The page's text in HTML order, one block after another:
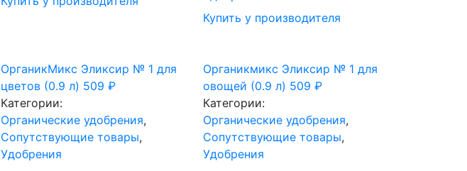
Купить у производителя
ОрганикМикс Эликсир № 1 для
цветов (0.9 л) 509₽
Категории:
Органические удобрения,
Сопутствующие товары,
Удобрения
Органикмикс Эликсир № 1 для
овощей (0.9 л) 509₽
Категории:
Органические удобрения,
Сопутствующие товары,
Удобрения